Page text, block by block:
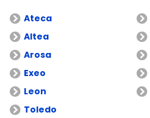
Ateca
Altea
Arosa
Exeo
Leon
Toledo